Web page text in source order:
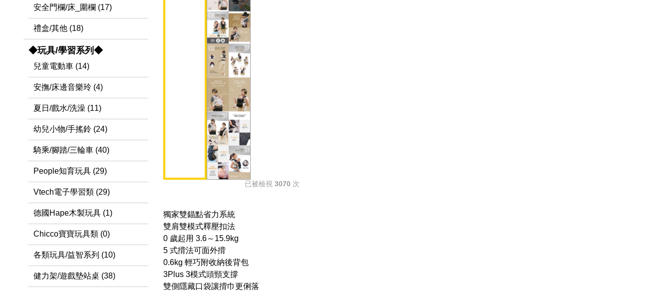
已被檢視3070 次
獨家雙錨點省力系統
雙肩雙模式釋壓扣法
0 歲起用 3.6～15.9kg
5 式揹法可面外揹
0.6kg 輕巧附收納後背包
3Plus 3模式頭頸支撐
雙側隱藏口袋讓揹巾更俐落
安全門欄/床_圍欄 (17)
禮盒/其他 (18)
◆玩具/學習系列◆
兒童電動車 (14)
安撫/床邊音樂玲 (4)
夏日/戲水/洗澡 (11)
幼兒小物/手搖鈴 (24)
騎乘/腳踏/三輪車 (40)
People知育玩具 (29)
Vtech電子學習類 (29)
德國Hape木製玩具 (1)
Chicco寶寶玩具類 (0)
各類玩具/益智系列 (10)
健力架/遊戲墊站桌 (38)